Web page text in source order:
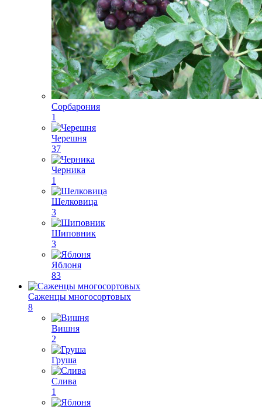
Сорбарония
1
Черешня
37
Черника
1
Шелковица
3
Шиповник
3
Яблоня
83
Саженцы многосортовых
8
Вишня
2
Груша
Слива
1